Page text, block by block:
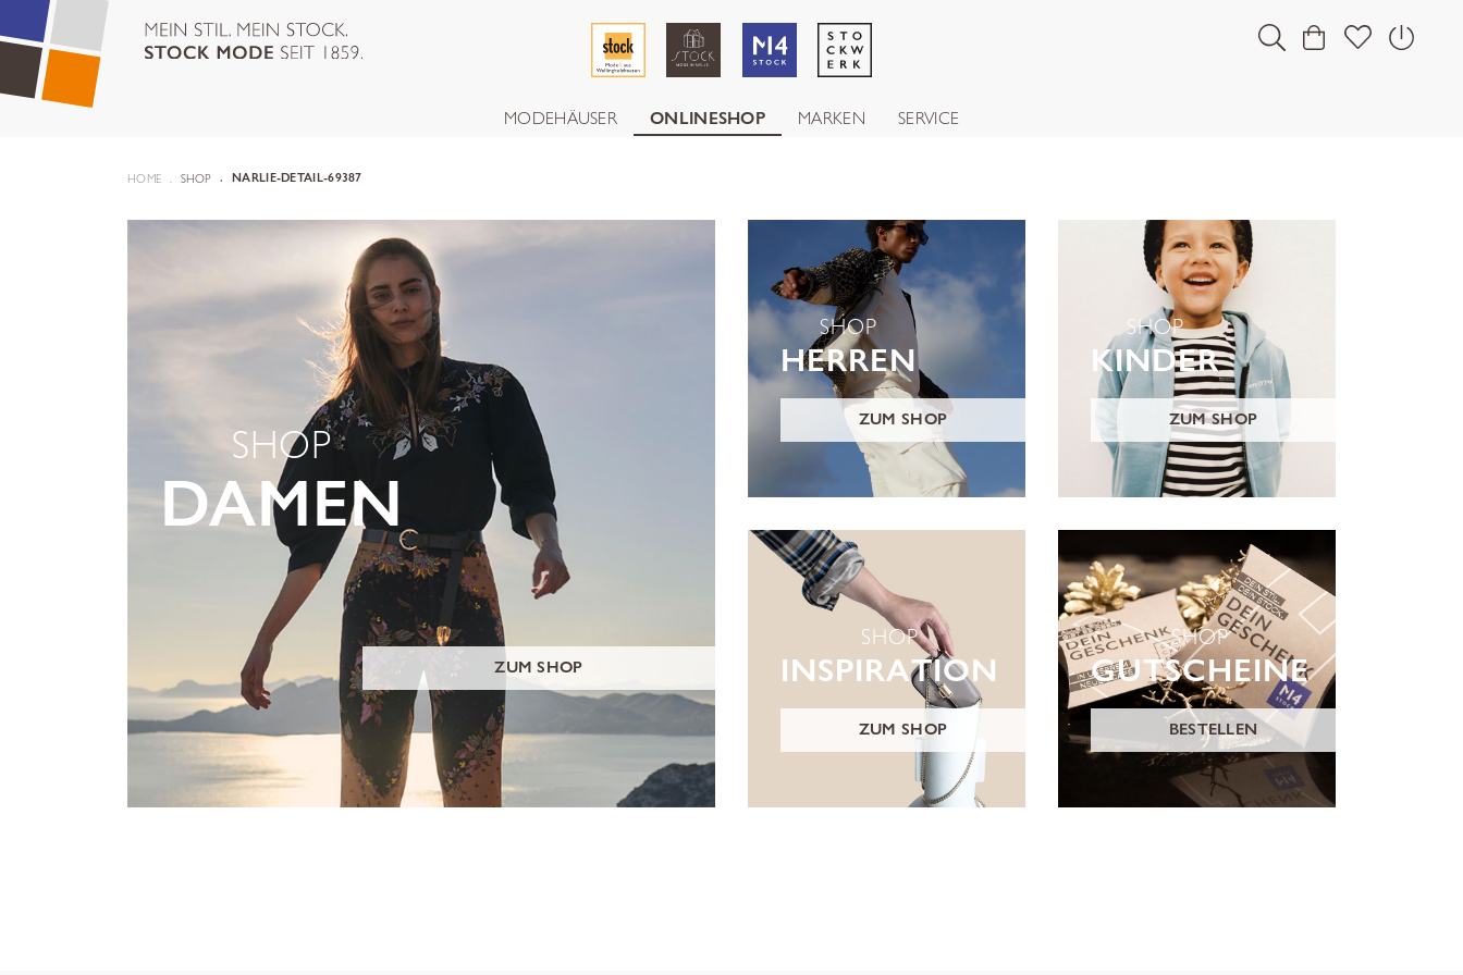
MODEHÄUSER ONLINESHOP MARKEN SERVICE
HOME SHOP NARLIE-DETAIL-69387
SHOP
DAMEN
ZUM SHOP
SHOP
HERREN
ZUM SHOP
SHOP
KINDER
ZUM SHOP
SHOP
INSPIRATION
ZUM SHOP
SHOP
GUTSCHEINE
BESTELLEN